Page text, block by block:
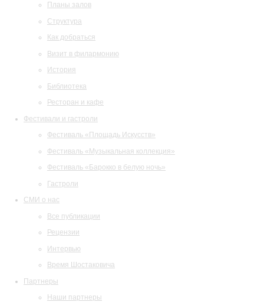
Планы залов
Структура
Как добраться
Визит в филармонию
История
Библиотека
Ресторан и кафе
Фестивали и гастроли
Фестиваль «Площадь Искусств»
Фестиваль «Музыкальная коллекция»
Фестиваль «Барокко в белую ночь»
Гастроли
СМИ о нас
Все публикации
Рецензии
Интервью
Время Шостаковича
Партнеры
Наши партнеры